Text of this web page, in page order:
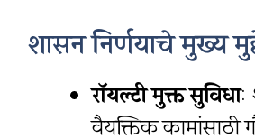
शासन निर्णयाचे मुख्य
रॉयल्टी मुक्त सुविधा:
वैयक्तिक कामांसाठी